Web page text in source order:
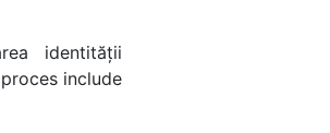
identității
include